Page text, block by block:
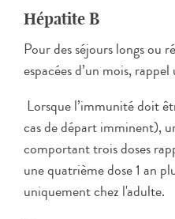
Hépatite B
Pour des séjours longs ou
espacées d’un mois,
Lorsque l’immunité doit
cas de départ imminent),
comportant trois doses
une quatrième dose 1 an
uniquement chez l'adulte.